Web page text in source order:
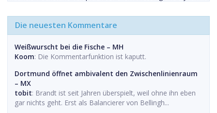
Die neuesten Kommentare
Weißwurscht bei die Fische – MH
Koom: Die Kommentarfunktion ist kaputt.
Dortmund öffnet ambivalent den Zwischenlinienraum
– MX
tobit: Brandt ist seit Jahren überspielt, weil ohne ihn eben
gar nichts geht. Erst als Balancierer von Bellingh...